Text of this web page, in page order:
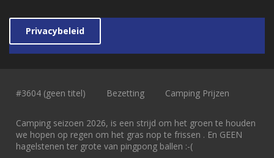
Privacybeleid
#3604 (geen titel) Bezetting Camping Prijzen
Camping seizoen 2026, is een strijd om het groen te houden
we hopen op regen om het gras nop te frissen . En GEEN
hagelstenen ter grote van pingpong ballen :-(